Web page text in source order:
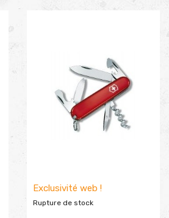
Exclusivité web !
Rupture de stock